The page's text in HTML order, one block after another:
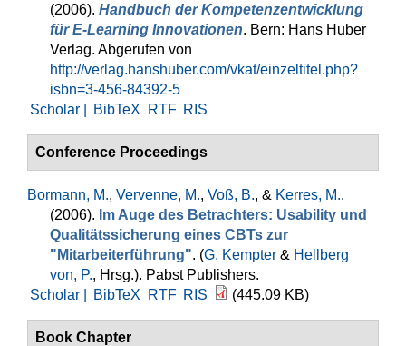
(2006). Handbuch der Kompetenzentwicklung
für E-Learning Innovationen. Bern: Hans Huber
Verlag. Abgerufen von
http://verlag.hanshuber.com/vkat/einzeltitel.php?
isbn=3-456-84392-5
Scholar |
BibTeX RTF RIS
Conference Proceedings
Bormann, M., Vervenne, M., Voß, B., & Kerres, M..
(2006). Im Auge des Betrachters: Usability und
Qualitätssicherung eines CBTs zur
"Mitarbeiterführung". (G. Kempter & Hellberg
von, P., Hrsg.). Pabst Publishers.
Scholar |
BibTeX RTF RIS (445.09 KB)
Book Chapter